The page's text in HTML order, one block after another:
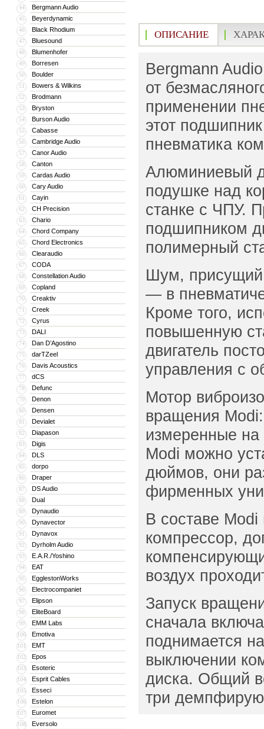
44 Bergmann Audio
45 Beyerdynamic
46 Black Rhodium
47 Bluesound
48 Blumenhofer
49 Borresen
50 Boulder
51 Bowers & Wilkins
52 Brodmann
53 Bryston
54 Burson Audio
55 Cabasse
56 Cambridge Audio
57 Canor Audio
58 Canton
59 Cardas Audio
60 Cary Audio
61 Cayin
62 CH Precision
63 Chario
64 Chord Company
65 Chord Electronics
66 Clearaudio
67 CODA
68 Constellation Audio
69 Copland
70 Creaktiv
71 Creek
72 Cyrus
73 DALI
74 Dan D’Agostino
75 darTZeel
76 Davis Acoustics
77 dCS
78 Defunc
79 Denon
80 Densen
81 Devialet
82 Diapason
83 Digis
84 DLS
85 dorpo
86 Draper
87 DS Audio
88 Dual
89 Dynaudio
90 Dynavector
91 Dynavox
92 Dyrholm Audio
93 E.A.R./Yoshino
94 EAT
95 EgglestonWorks
96 Electrocompaniet
97 Elipson
98 EliteBoard
99 EMM Labs
100 Emotiva
101 EMT
102 Epos
103 Esoteric
104 Esprit Cables
105 Esseci
106 Estelon
107 Euromet
108 Eversolo
ОПИСАНИЕ
Bergmann
от
применении
этот
пневматика
Алюминиевый
подушке над
станке с ЧПУ.
подшипником
полимерный
Шум, присущий
— в
Кроме того,
повышенную
двигатель
управления с
Мотор
вращения
измеренные
Modi можно
дюймов, они
фирменных
В составе
компрессор,
воздух
Запуск
сначала
поднимается
выключении
диска. Общий
три